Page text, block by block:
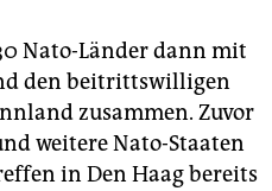
Nato-Länder dann mit
den beitrittswilligen
zusammen. Zuvor
weitere Nato-Staaten
in Den Haag bereits